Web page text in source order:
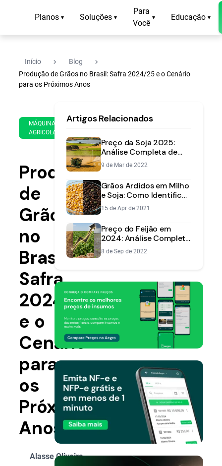
Planos ▾ Soluções ▾
Para
Você
▾ Educação ▾
Início navigate_next Blog navigate_next
Produção de Grãos no Brasil: Safra 2024/25 e o Cenário
para os Próximos Anos
MÁQUINAS
AGRICOLAS
de
de
2025
min
leitura
Produção
de
Grãos
no
Brasil:
Safra
2024/25
e o
Cenário
para
os
Próximos
Anos
Alasse Oliveira
Artigos Relacionados
Preço da Soja 2025:
Análise Completa de
Produção, Estoques e
Previsões
9 de Mar de 2022
Grãos Ardidos em Milho
e Soja: Como Identificar
e Evitar Perdas na Sua
Lavoura
15 de Apr de 2021
Preço do Feijão em
2024: Análise Completa
da Safra e Previsão de
Mercado
8 de Sep de 2022